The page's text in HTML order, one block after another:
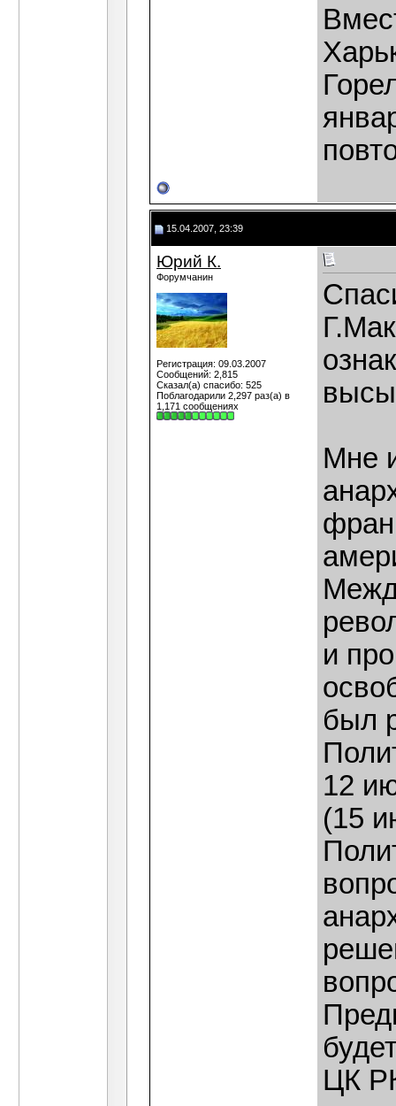
15.04.2007, 23:39
Юрий К.
Форумчанин
Регистрация: 09.03.2007
Сообщений: 2,815
Сказал(а) спасибо: 525
Поблагодарили 2,297 раз(а) в
1,171 сообщениях
Мне
и
был
12
(15
ЦК